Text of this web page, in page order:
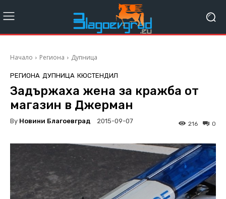
Начало Региона Дупница
РЕГИОНА ДУПНИЦА КЮСТЕНДИЛ
Задържаха жена за кражба от
магазин в Джерман
By Новини Благоевград 2015-09-07 0
216